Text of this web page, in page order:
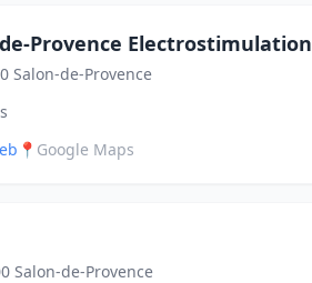
Provence Electrostimulation
Salon-de-Provence
📍 Google Maps
Salon-de-Provence